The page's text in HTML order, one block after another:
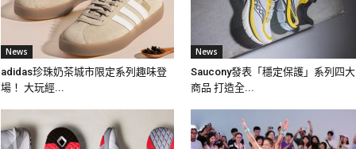
News
adidas珍珠奶茶城市限定系列趣味登
場！ 大玩經...
News
Saucony發表「穩定保護」系列四大
商品 打造全...